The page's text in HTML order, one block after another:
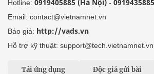
Hotline: 0919405885 (Hà Nội) -
Email: contact@vietnamnet.vn
Báo giá: http://vads.vn
Hỗ trợ kỹ thuật: support@tech.vietnamnet.vn
Tải ứng dụng Độc giả gửi bài